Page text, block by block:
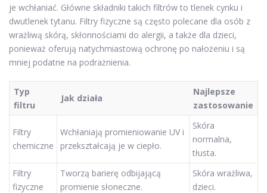
je wchłaniać. Główne składniki takich filtrów to tlenek cynku i
dwutlenek tytanu. Filtry fizyczne są często polecane dla osób z
wrażliwą skórą, skłonnościami do alergii, a także dla dzieci,
ponieważ oferują natychmiastową ochronę po nałożeniu i są
mniej podatne na podrażnienia.
Typ
filtru
Jak działa
Najlepsze
zastosowanie
Filtry
chemiczne
Wchłaniają promieniowanie UV i
przekształcają je w ciepło.
Skóra
normalna,
tłusta.
Filtry
fizyczne
Tworzą barierę odbijającą
promienie słoneczne.
Skóra wrażliwa,
dzieci.